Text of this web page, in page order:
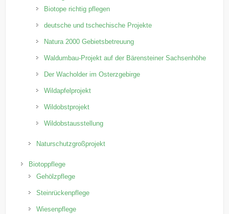
Biotope richtig pflegen
deutsche und tschechische Projekte
Natura 2000 Gebietsbetreuung
Waldumbau-Projekt auf der Bärensteiner Sachsenhöhe
Der Wacholder im Osterzgebirge
Wildapfelprojekt
Wildobstprojekt
Wildobstausstellung
Naturschutzgroßprojekt
Biotoppflege
Gehölzpflege
Steinrückenpflege
Wiesenpflege